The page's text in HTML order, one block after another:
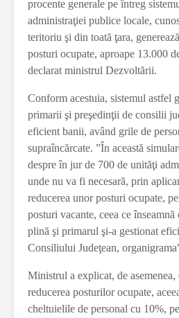
procente generale pe întreg
administraţiei publice locale,
teritoriu şi din toată ţara,
posturi ocupate, aproape 13.000
declarat ministrul Dezvoltării.
Conform acestuia, sistemul astfel
primarii şi preşedinţii de consilii
eficient banii, având grile de
supraîncărcate. ”În această
despre în jur de 700 de unităţi
unde nu va fi necesară, prin
reducerea unor posturi ocupate,
posturi vacante, ceea ce
plină şi primarul şi-a gestionat
Consiliului Judeţean,
Ministrul a explicat, de asemenea,
reducerea posturilor ocupate,
cheltuielile de personal cu 10%,